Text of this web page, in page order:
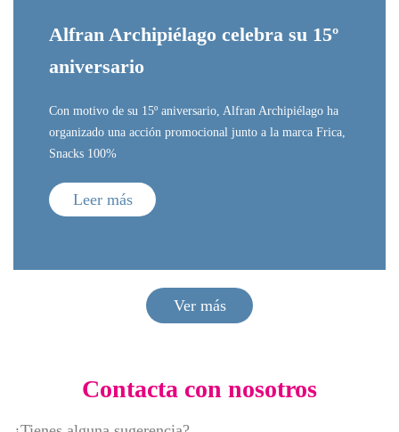
Alfran Archipiélago celebra su 15º
aniversario
Con motivo de su 15º aniversario, Alfran Archipiélago ha
organizado una acción promocional junto a la marca Frica,
Snacks 100%
Leer más
Ver más
Contacta con nosotros